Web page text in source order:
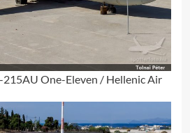
215AU One-Eleven / Hellenic Air